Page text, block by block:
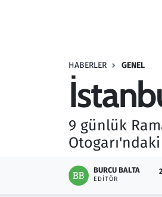
HABERLER GENEL
9 günlük
BURCU BALTA
EDITÖR
Savunma Sanayi
Seçim 2023